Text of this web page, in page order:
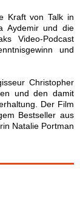
Kraft von Talk in
Aydemir und die
Video-Podcast
und
Christopher
und den damit
Der Film
Bestseller aus
Natalie Portman